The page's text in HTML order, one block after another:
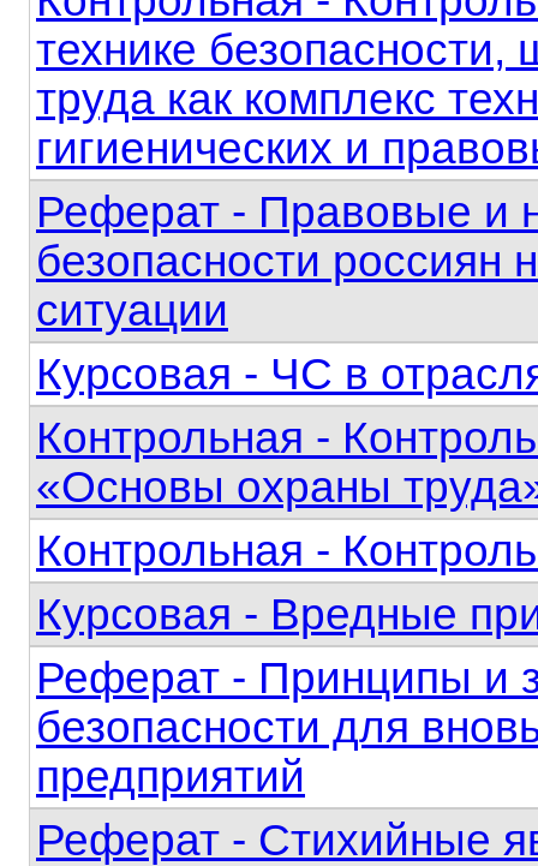
технике
труда как комплекс
гигиенических и
Реферат - Правовые и
безопасности россиян
ситуации
Курсовая - ЧС в
Контрольная -
«Основы охраны
Контрольная -
Курсовая - Вредные
Реферат - Принципы и
безопасности для
предприятий
Реферат - Стихийные